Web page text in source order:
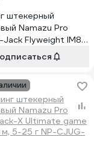
штекерный
Namazu Pro
Jack Flyweight IM8
12 г NP-SJF-19L